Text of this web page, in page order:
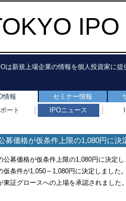
は新規上場企業の情報を個人投資家に提
情報 セミナー情報
ート IPOニュース
募価格が仮条件上限の1,080円に決
募価格が仮条件上限の1,080円に決定し
条件が1,050～1,080円に決定しました
証グロースへの上場を承認されました